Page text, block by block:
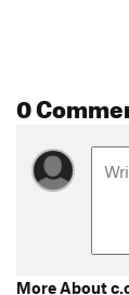
0
More About